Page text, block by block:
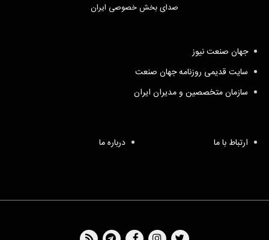
صدای بخش خصوصی ایران
جهان صنعت نیوز
سایت قدیمی روزنامه جهان صنعت
سازمان متخصصین و مدیران ایران
ارتباط با ما درباره ما